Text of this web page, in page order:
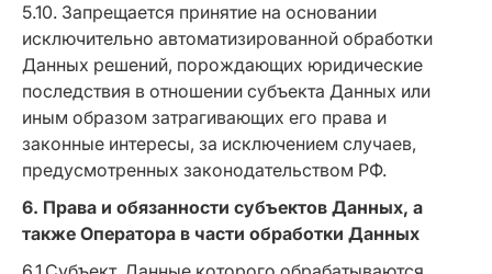
5.10. Запрещается принятие на основании
исключительно автоматизированной обработки
Данных решений, порождающих юридические
последствия в отношении субъекта Данных или
иным образом затрагивающих его права и
законные интересы, за исключением случаев,
предусмотренных законодательством РФ.
6. Права и обязанности субъектов Данных, а
также Оператора в части обработки Данных